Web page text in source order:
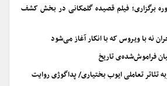
برگزاری؛ فیلم قصیده گلمکانی در بخش کشف
نه با ویروس که با انکار آغاز می‌شود
فراموش‌شده‌ی تاریخ
تئاتر تعاملی ایوب بختیاری/ پداگوژی روایت